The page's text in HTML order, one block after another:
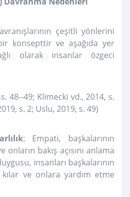
çeşitli yönlerini
konsepttir ve aşağıda yer
olarak insanlar özgeci
48--49; Klimecki vd., 2014, s.
s. 2; Uslu, 2019, s. 49)
: Empati, başkalarının
onların bakış açısını anlama
insanları başkalarının
ve onlara yardım etme